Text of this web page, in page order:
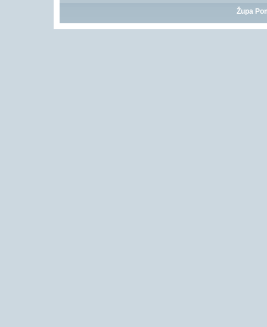
Župa